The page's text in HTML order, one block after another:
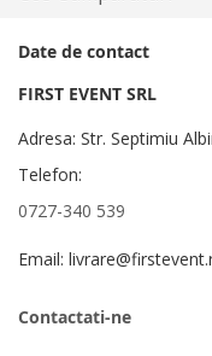
Date de contact
FIRST EVENT SRL
Adresa: Str. Septimiu
Telefon:
0727-340 539
Email:
Contactati-ne